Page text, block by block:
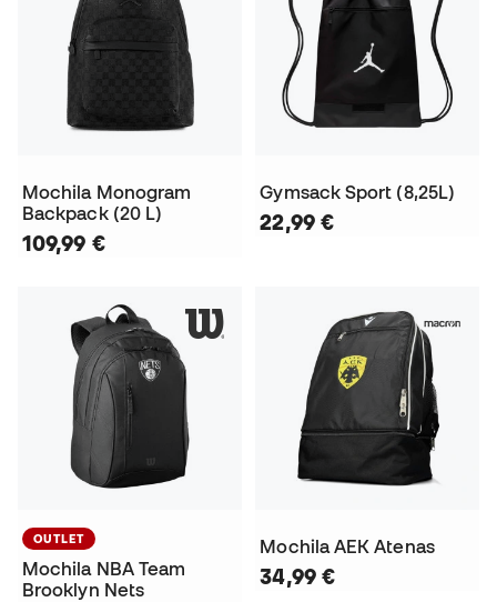
Mochila Monogram
Backpack (20 L)
109,99 €
Gymsack Sport (8,25L)
22,99 €
OUTLET
Mochila NBA Team
Brooklyn Nets
Mochila AEK Atenas
34,99 €